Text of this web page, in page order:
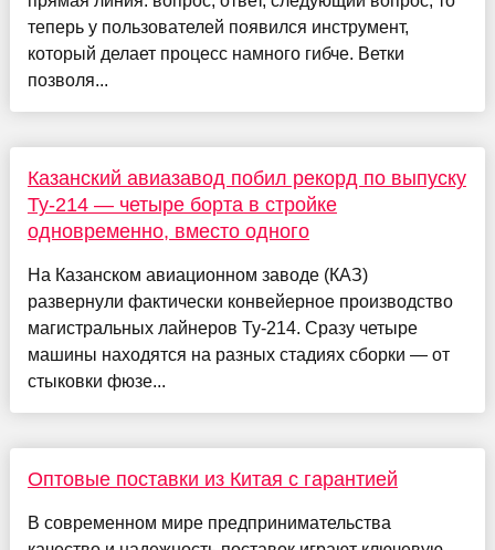
теперь у пользователей появился инструмент,
который делает процесс намного гибче. Ветки
позволя...
Казанский авиазавод побил рекорд по выпуску
Ту-214 — четыре борта в стройке
одновременно, вместо одного
На Казанском авиационном заводе (КАЗ)
развернули фактически конвейерное производство
магистральных лайнеров Ту-214. Сразу четыре
машины находятся на разных стадиях сборки — от
стыковки фюзе...
Оптовые поставки из Китая с гарантией
В современном мире предпринимательства